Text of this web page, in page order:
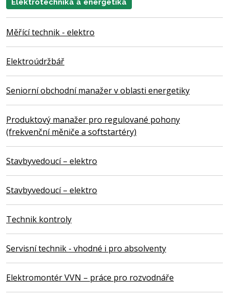
Elektrotechnika a energetika
Měřící technik - elektro
Elektroúdržbář
Seniorní obchodní manažer v oblasti energetiky
Produktový manažer pro regulované pohony
(frekvenční měniče a softstartéry)
Stavbyvedoucí – elektro
Stavbyvedoucí – elektro
Technik kontroly
Servisní technik - vhodné i pro absolventy
Elektromontér VVN – práce pro rozvodnáře